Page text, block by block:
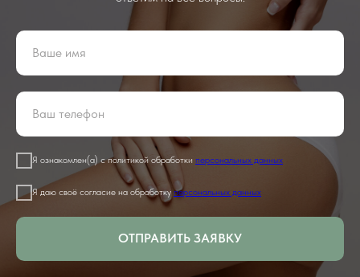
Я ознакомлен(а) с политикой обработки персональных данных
Я даю своё согласие на обработкуперсональных данных
ОТПРАВИТЬ ЗАЯВКУ